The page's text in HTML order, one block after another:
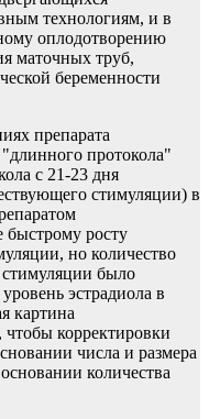
технологиям, и в
оплодотворению
маточных труб,
беременности
препарата
протокола"
с 21-23 дня
стимуляции) в
быстрому росту
но количество
было
эстрадиола в
картина
чтобы корректировки
числа и размера
количества